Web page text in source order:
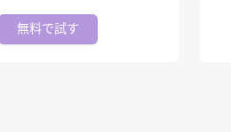
無料で試す